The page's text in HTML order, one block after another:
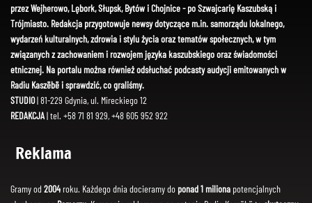
przez Wejherowo, Lębork, Słupsk, Bytów i Chojnice - po Szwajcarię Kaszubską i
Trójmiasto. Redakcja przygotowuje newsy dotyczące m.in. samorządu lokalnego,
wydarzeń kulturalnych, zdrowia i stylu życia oraz tematów społecznych, w tym
związanych z zachowaniem i rozwojem języka kaszubskiego oraz świadomości
etnicznej. Na portalu można również odsłuchać podcasty audycji emitowanych w
Radiu Kaszëbë i sprawdzić, co graliśmy.
STUDIO| 81-229 Gdynia, ul. Mireckiego 12
REDAKCJA| tel. +58 71 81 929, +48 605 952 922
Reklama
Gramy od 2004roku. Każdego dnia docieramy do ponad 1 miliona potencjalnych